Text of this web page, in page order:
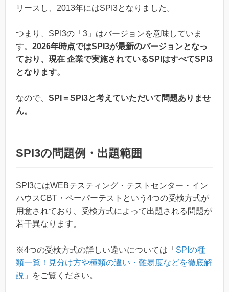
リースし、2013年にはSPI3となりました。
つまり、SPI3の「3」はバージョンを意味していま
す。 2026年時点ではSPI3が最新のバージョンとなっ
ており、現在 企業で実施されているSPIはすべてSPI3
となります。
なので、 SPI＝SPI3と考えていただいて問題ありませ
ん。
SPI3の問題例・出題範囲
SPI3にはWEBテスティング・テストセンター・イン
ハウスCBT・ペーパーテストという4つの受検方式が
用意されており、受検方式によって出題される問題が
若干異なります。
※4つの受検方式の詳しい違いについては「 SPIの種
類一覧！見分け方や種類の違い・難易度などを徹底解
説 」をご覧ください。